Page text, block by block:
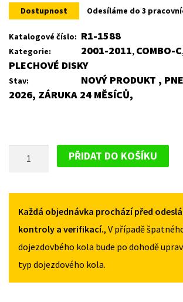
Dostupnost Odesíláme do 3
Katalogové číslo: R1-1588
Kategorie: 2001-2011, COMBO-C
PLECHOVÉ DISKY
Stav:
NOVÝ PRODUKT ,
2026, ZÁRUKA 24 MĚSÍCŮ,
OPEL
COMBO-
MNOŽSTVÍ
PŘIDAT DO KOŠÍKU
Každá objednávka prochází před
kontroly a verifikací., V případě
dojezdovbého kola bude po dohodě
typ dojezdového kola.